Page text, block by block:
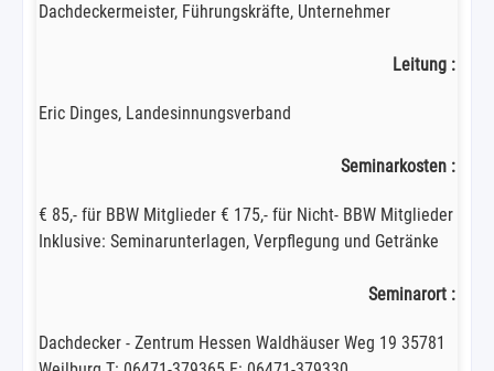
Dachdeckermeister, Führungskräfte, Unternehmer
Leitung :
Eric Dinges, Landesinnungsverband
Seminarkosten :
€ 85,- für BBW Mitglieder € 175,- für Nicht- BBW Mitglieder
Inklusive: Seminarunterlagen, Verpflegung und Getränke
Seminarort :
Dachdecker - Zentrum Hessen Waldhäuser Weg 19 35781